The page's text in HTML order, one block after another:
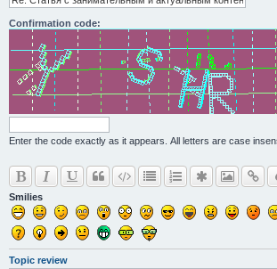
Confirmation code:
Enter the code exactly as it appears. All letters are case
Smilies
Topic review